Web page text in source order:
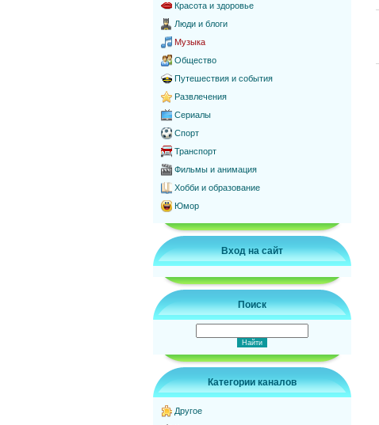
Красота и здоровье
Люди и блоги
Музыка
Общество
Путешествия и события
Развлечения
Сериалы
Спорт
Транспорт
Фильмы и анимация
Хобби и образование
Юмор
Вход на сайт
Поиск
Категории каналов
Другое